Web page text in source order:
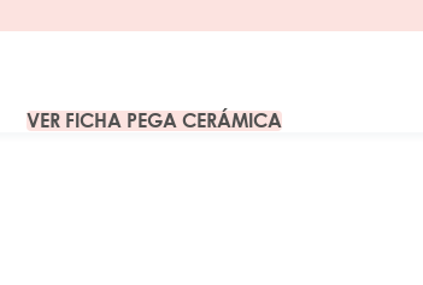
VER FICHA PEGA CERÁMICA